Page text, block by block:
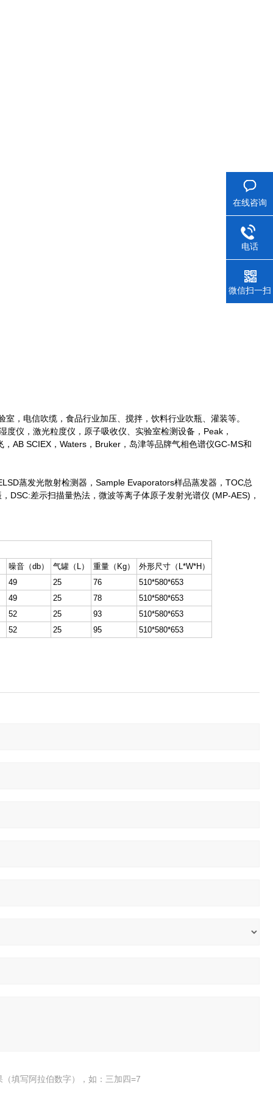
，电信吹缆，食品行业加压、搅拌，饮料行业吹瓶、灌装等。
仪，激光粒度仪，原子吸收仪、实验室检测设备，Peak，
AB SCIEX，Waters，Bruker，岛津等品牌气相色谱仪GC-MS和
蒸发光散射检测器，Sample Evaporators样品蒸发器，TOC总
差示扫描量热法，微波等离子体原子发射光谱仪 (MP-AES)，
噪音（db） 气罐（L） 重量（Kg）
外形尺寸（L*W*H）
49 25 76
510*580*653
49 25 78
510*580*653
52 25 93
510*580*653
52 25 95 510*580*653
（填写阿拉伯数字），如：三加四=7
在线咨询
电话
微信扫一扫